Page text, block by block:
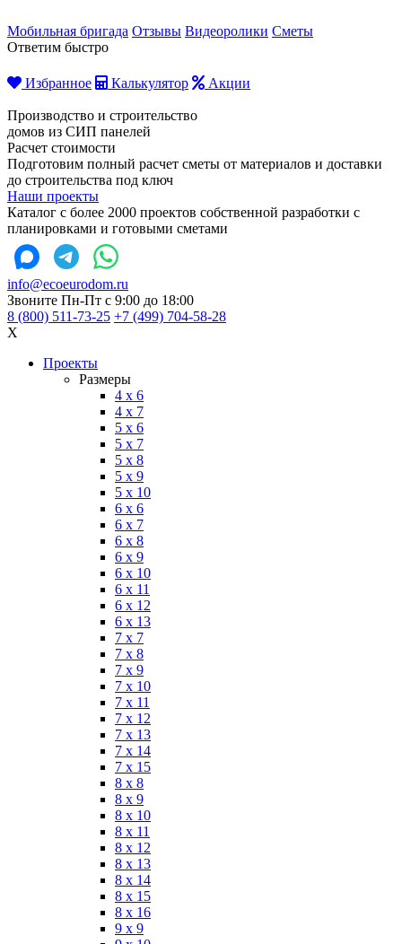
Мобильная бригада Отзывы Видеоролики Сметы
Ответим быстро
Избранное Калькулятор Акции
Производство и строительство
домов из СИП панелей
Расчет стоимости
Подготовим полный расчет сметы от материалов и доставки
до строительства под ключ
Наши проекты
Каталог с более 2000 проектов собственной разработки с
планировками и готовыми сметами
info@ecoeurodom.ru
Звоните Пн-Пт с 9:00 до 18:00
8 (800) 511-73-25 +7 (499) 704-58-28
X
Проекты
Размеры
4 x 6
4 x 7
5 x 6
5 x 7
5 x 8
5 x 9
5 x 10
6 x 6
6 x 7
6 x 8
6 x 9
6 x 10
6 x 11
6 x 12
6 x 13
7 x 7
7 x 8
7 x 9
7 x 10
7 x 11
7 x 12
7 x 13
7 x 14
7 x 15
8 x 8
8 x 9
8 x 10
8 x 11
8 x 12
8 x 13
8 x 14
8 x 15
8 x 16
9 x 9